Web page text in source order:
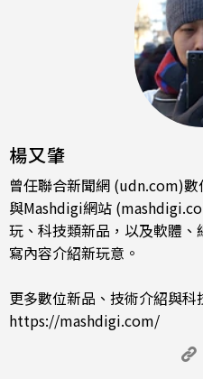
楊又肇
曾任聯合新聞網 (udn.com)
與Mashdigi網站
玩、科技類新品，以及軟體
寫內容介紹新玩意。
更多數位新品、技術介紹與科
https://mashdigi.com/